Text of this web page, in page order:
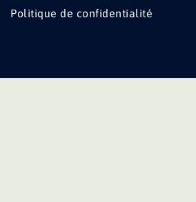
Politique de confidentialité